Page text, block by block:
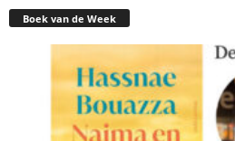
Boek van de Week